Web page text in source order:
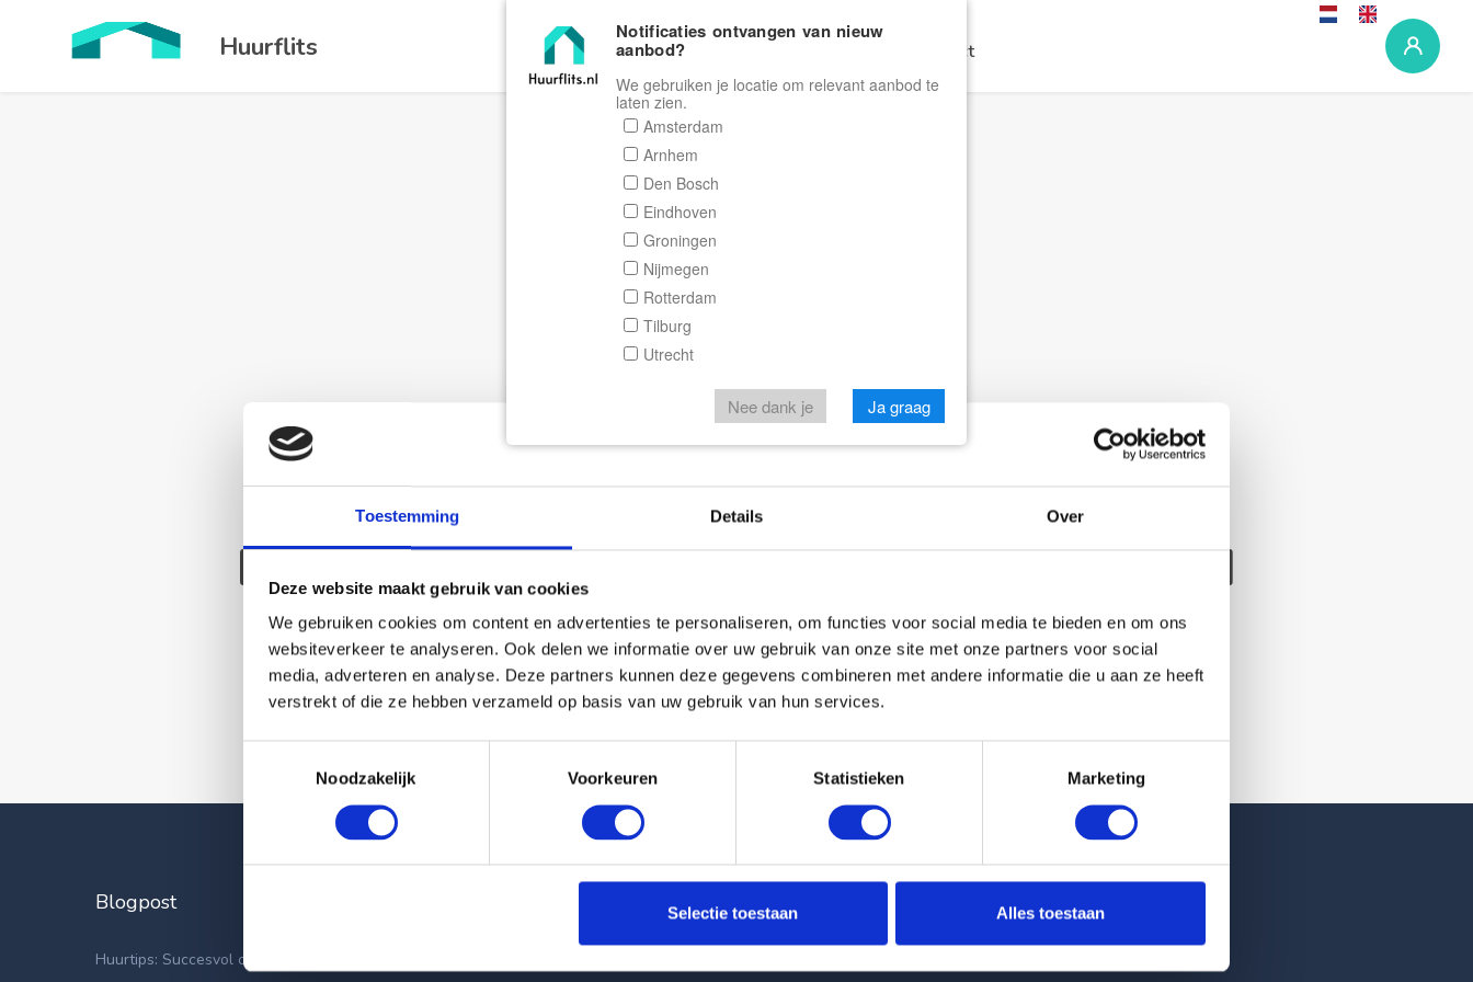
Toestemming Details Over
Deze website maakt gebruik van cookies
We gebruiken cookies om content en advertenties te personaliseren, om functies voor social media te bieden en om ons
websiteverkeer te analyseren. Ook delen we informatie over uw gebruik van onze site met onze partners voor social
media, adverteren en analyse. Deze partners kunnen deze gegevens combineren met andere informatie die u aan ze heeft
verstrekt of die ze hebben verzameld op basis van uw gebruik van hun services.
Noodzakelijk
Voorkeuren Statistieken Marketing
Selectie toestaan Alles toestaan
Huurflits Home Zoeken Contact
Deze woning is helaas verhuurd/verwijderd
Pagina niet gevonden
Terug naar woningoverzicht
Blogpost
Huurtips: Succesvol op zoek naar een nieuwe
Reviews
Notificaties ontvangen van nieuw
aanbod?
We gebruiken je locatie om relevant aanbod te
laten zien.
Amsterdam
Arnhem
Den Bosch
Eindhoven
Groningen
Nijmegen
Rotterdam
Tilburg
Utrecht
Nee dank je Ja graag